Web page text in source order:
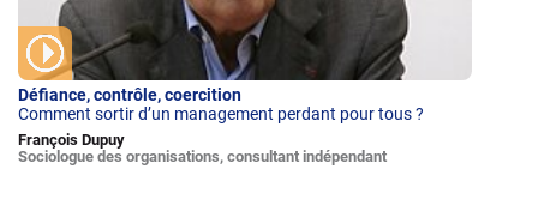
Défiance, contrôle, coercition
Comment sortir d’un management perdant pour tous ?
François Dupuy
Sociologue des organisations, consultant indépendant